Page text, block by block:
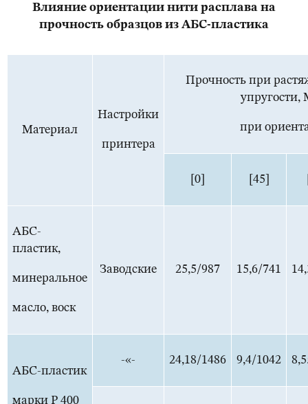
Влияние ориентации нити расплава на
прочность образцов из АБС-пластика
Материал
Настройки
принтера
Прочность при
упругости,
при
[0] [45]
АБС-
пластик,
минеральное
масло, воск
Заводские 25,5/987 15,6/741
АБС-пластик
марки Р 400
-«- 24,18/1486 9,4/1042